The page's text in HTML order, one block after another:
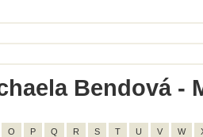
Bendová -
O P Q R S T U V W